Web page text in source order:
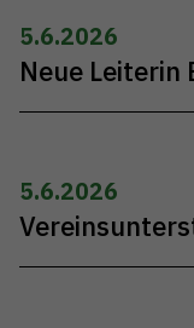
5.6.2026
Neue
5.6.2026